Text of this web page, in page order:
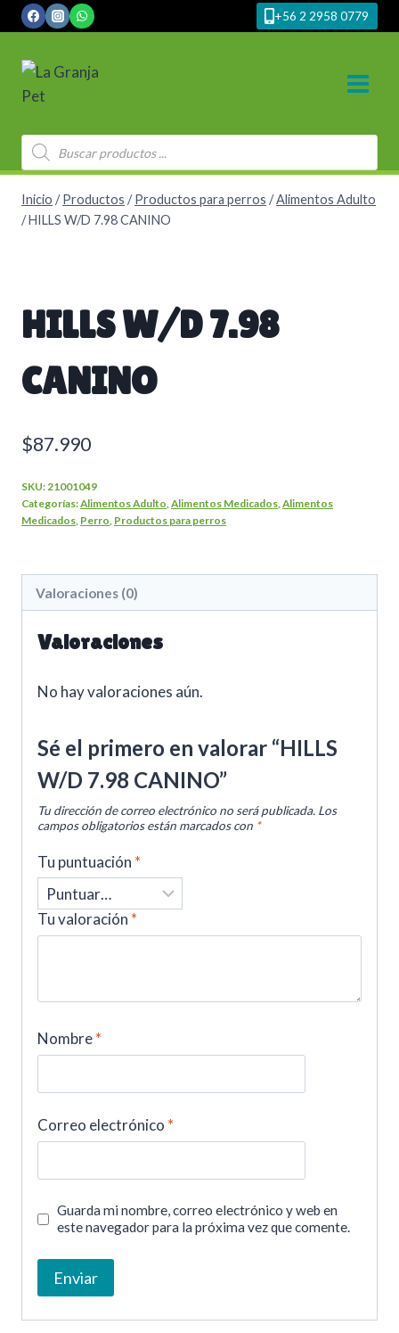
Saltar
al
contenido
+56 2 2958 0779
Búsqueda
de
productos
Inicio / Productos / Productos para perros /Alimentos Adulto
/HILLS W/D 7.98 CANINO
HILLS W/D 7.98
CANINO
$87.990
SKU: 21001049
Categorías:Alimentos Adulto Alimentos Medicados Alimentos
Medicados Perro Productos para perros
Valoraciones (0)
Valoraciones
No hay valoraciones aún.
Sé el primero en valorar “HILLS
W/D 7.98 CANINO”
Tu dirección de correo electrónico no será publicada. Los
campos obligatorios están marcados con *
Tu puntuación *
Tu valoración *
Nombre*
Correo electrónico *
Guarda mi nombre, correo electrónico y web en
este navegador para la próxima vez que comente.